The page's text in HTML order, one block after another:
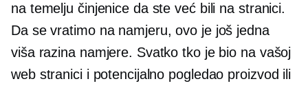
na temelju činjenice da ste već bili na stranici.
Da se vratimo na namjeru, ovo je još jedna
viša razina namjere. Svatko tko je bio na vašoj
web stranici i potencijalno pogledao proizvod ili